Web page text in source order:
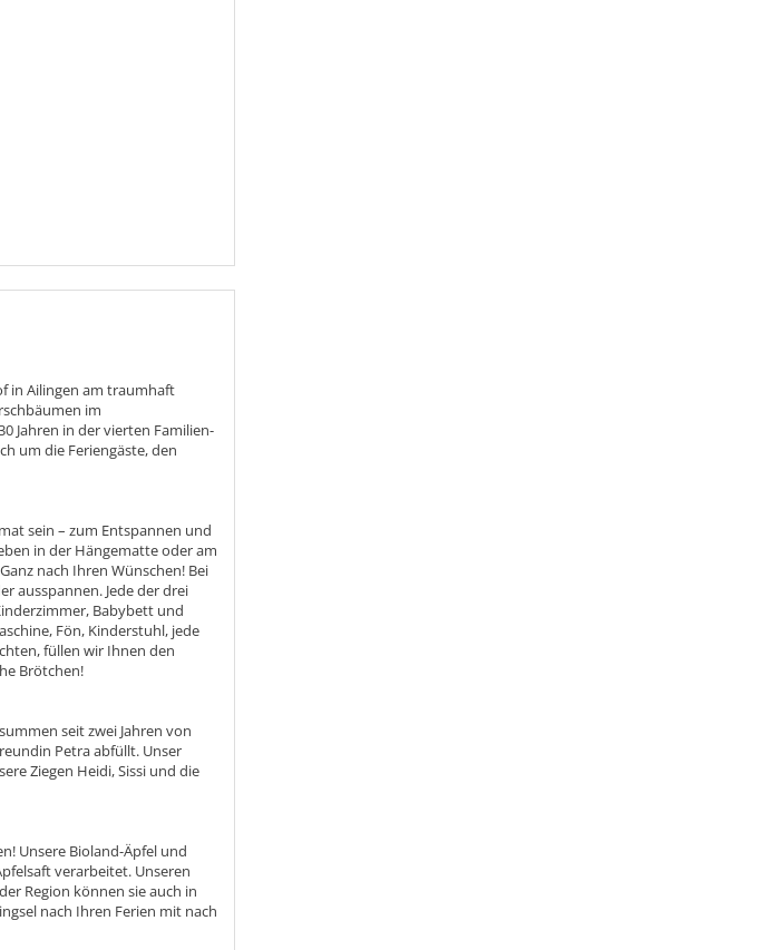
in Ailingen am traumhaft
im
Jahren in der vierten Familien-
um die Feriengäste, den
sein – zum Entspannen und
in der Hängematte oder am
nach Ihren Wünschen! Bei
ausspannen. Jede der drei
Babybett und
Fön, Kinderstuhl, jede
füllen wir Ihnen den
Brötchen!
seit zwei Jahren von
Petra abfüllt. Unser
Ziegen Heidi, Sissi und die
Unsere Bioland-Äpfel und
verarbeitet. Unseren
Region können sie auch in
nach Ihren Ferien mit nach